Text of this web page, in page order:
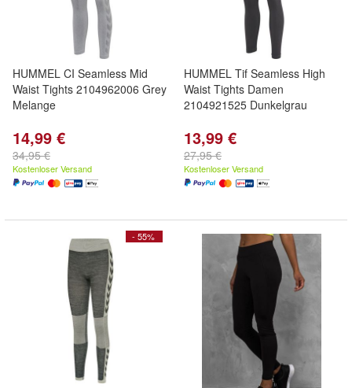
HUMMEL CI Seamless Mid
Waist Tights 2104962006 Grey
Melange
14,99 €
34,95 €
Kostenloser Versand
HUMMEL Tif Seamless High
Waist Tights Damen
2104921525 Dunkelgrau
13,99 €
27,95 €
Kostenloser Versand
- 55%